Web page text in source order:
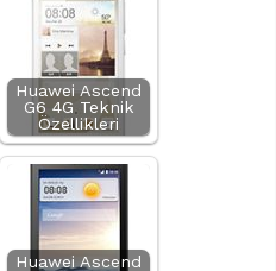
Huawei Ascend
G6 4G Teknik
Özellikleri
Huawei Ascend
Özellikleri
√ Temel Teknik Özellikleri √ Temel Teknik
Özellikler ve Detaylı Bilgileri. Ekran: 6.3 inç,
1280 x 2856 piksel, 120 Hz LTPO